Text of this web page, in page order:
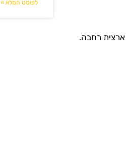
ארצית רחבה.
לפוסט המלא »